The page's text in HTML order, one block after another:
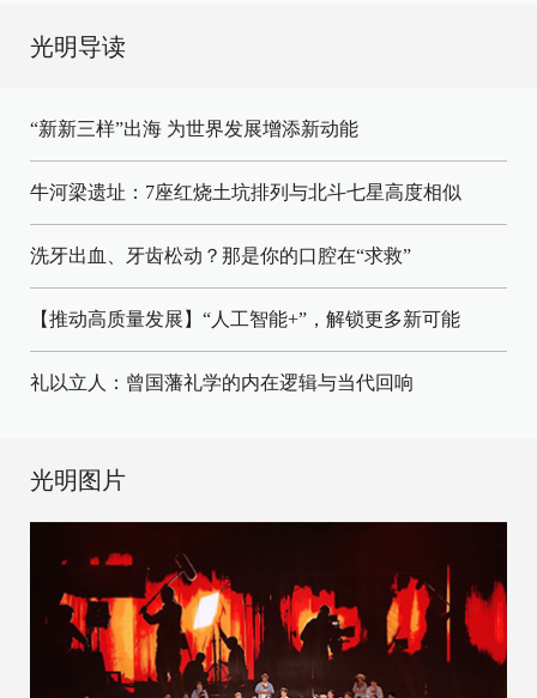
光明导读
“新新三样”出海 为世界发展增添新动能
牛河梁遗址：7座红烧土坑排列与北斗七星高度相似
洗牙出血、牙齿松动？那是你的口腔在“求救”
【推动高质量发展】“人工智能+”，解锁更多新可能
礼以立人：曾国藩礼学的内在逻辑与当代回响
光明图片